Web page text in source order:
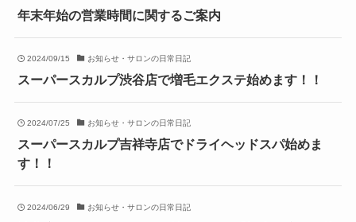
年末年始の営業時間に関するご案内
2024/09/15 お知らせ・サロンの日常日記
スーパースカルプ渋谷店で増毛エクステ始めます！！
2024/07/25 お知らせ・サロンの日常日記
スーパースカルプ吉祥寺店でドライヘッドスパ始めま
す！！
2024/06/29 お知らせ・サロンの日常日記